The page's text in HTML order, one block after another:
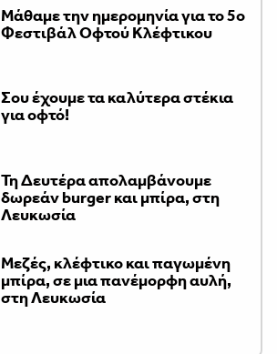
Μάθαμε την ημερομηνία για το 5ο
Φεστιβάλ Οφτού Κλέφτικου
Σου έχουμε τα καλύτερα στέκια
για οφτό!
Τη Δευτέρα απολαμβάνουμε
δωρεάν burger και μπίρα, στη
Λευκωσία
Μεζές, κλέφτικο και παγωμένη
μπίρα, σε μια πανέμορφη αυλή,
στη Λευκωσία